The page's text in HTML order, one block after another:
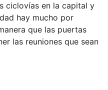
ciclovías en la capital y
hay mucho por
que las puertas
las reuniones que sean